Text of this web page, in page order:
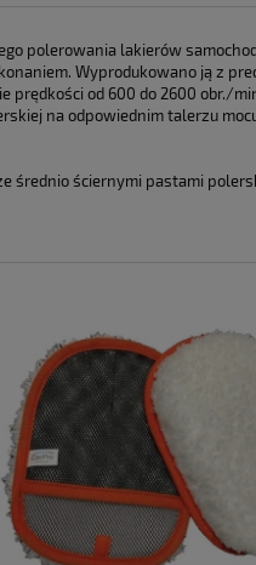
kosztów
polerowania lakierów
Wyprodukowano ją z
prędkości od 600 do 2600 obr./
na odpowiednim talerzu
średnio ściernymi pastami